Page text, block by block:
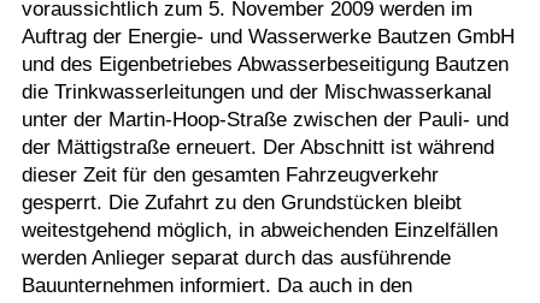
Service
Verkehr
Gesundheit
Kultur
Sport
Termine
Kostenlos
voraussichtlich zum 5. November 2009 werden im
Auftrag der Energie- und Wasserwerke Bautzen GmbH
und des Eigenbetriebes Abwasserbeseitigung Bautzen
die Trinkwasserleitungen und der Mischwasserkanal
unter der Martin-Hoop-Straße zwischen der Pauli- und
der Mättigstraße erneuert. Der Abschnitt ist während
dieser Zeit für den gesamten Fahrzeugverkehr
gesperrt. Die Zufahrt zu den Grundstücken bleibt
weitestgehend möglich, in abweichenden Einzelfällen
werden Anlieger separat durch das ausführende
Bauunternehmen informiert. Da auch in den